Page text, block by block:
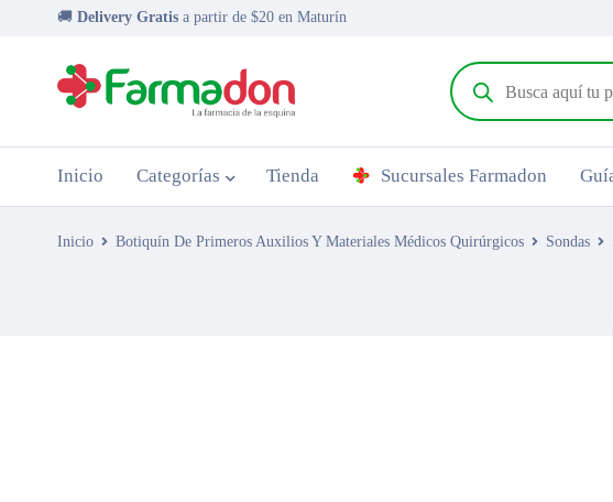
🚚 Delivery Gratis a partir de $20 en Maturín
Inicio Categorías Tienda Sucursales Farmadon
Inicio Botiquín De Primeros Auxilios Y Materiales Médicos Quirúrgicos Sondas